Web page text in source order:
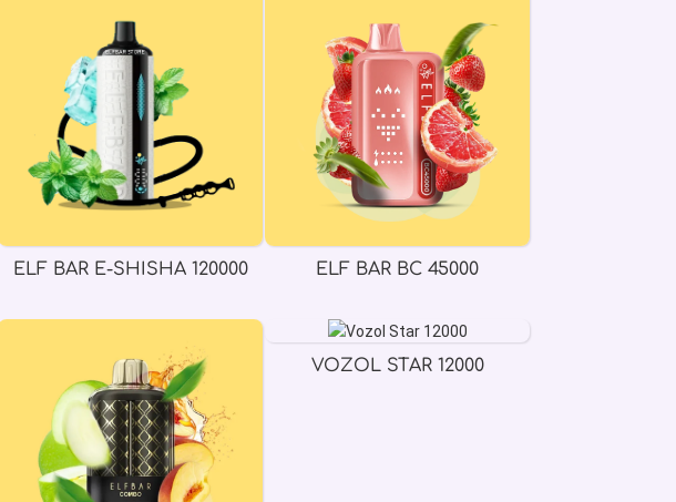
ELF BAR E-SHISHA 120000 ELF BAR BC 45000
VOZOL STAR 12000